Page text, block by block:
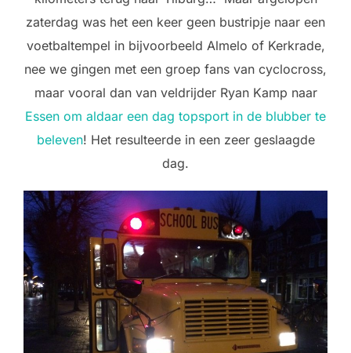
zaterdag was het een keer geen bustripje naar een
voetbaltempel in bijvoorbeeld Almelo of Kerkrade,
nee we gingen met een groep fans van cyclocross,
maar vooral dan van veldrijder Ryan Kamp naar
Essen om aldaar een dag topsport in de blubber te
beleven! Het resulteerde in een zeer geslaagde
dag.